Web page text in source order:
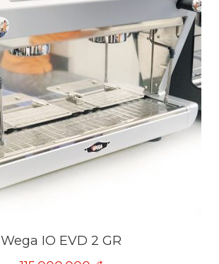
Wega IO EVD 2 GR